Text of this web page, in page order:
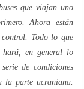
que viajan uno
Ahora están
control. Todo lo que
hará, en general lo
de condiciones
la parte ucraniana.